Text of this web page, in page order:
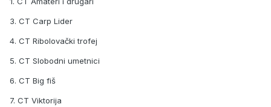
3. CT Carp Lider
4. CT Ribolovački trofej
5. CT Slobodni umetnici
6. CT Big fiš
7. CT Viktorija